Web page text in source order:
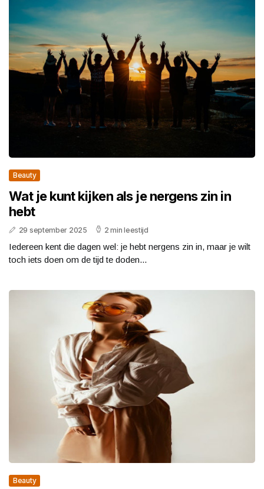
Beauty
Wat je kunt kijken als je nergens zin in
hebt
29 september 2025 2 min leestijd
Iedereen kent die dagen wel: je hebt nergens zin in, maar je wilt
toch iets doen om de tijd te doden...
Beauty